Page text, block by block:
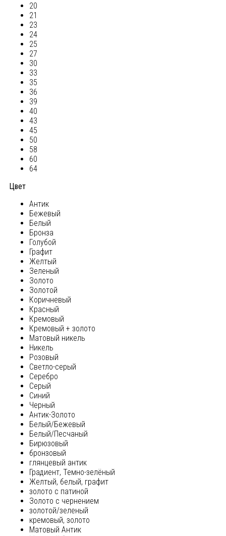
20
21
23
24
25
27
30
33
35
36
39
40
43
45
50
58
60
64
Цвет
Антик
Бежевый
Белый
Бронза
Голубой
Графит
Желтый
Зеленый
Золото
Золотой
Коричневый
Красный
Кремовый
Кремовый + золото
Матовый никель
Никель
Розовый
Светло-серый
Серебро
Серый
Синий
Черный
Антик-Золото
Белый/Бежевый
Белый/Песчаный
Бирюзовый
бронзовый
глянцевый антик
Градиент, Темно-зелёный
Желтый, белый, графит
золото с патиной
Золото с чернением
золотой/зеленый
кремовый, золото
Матовый Антик